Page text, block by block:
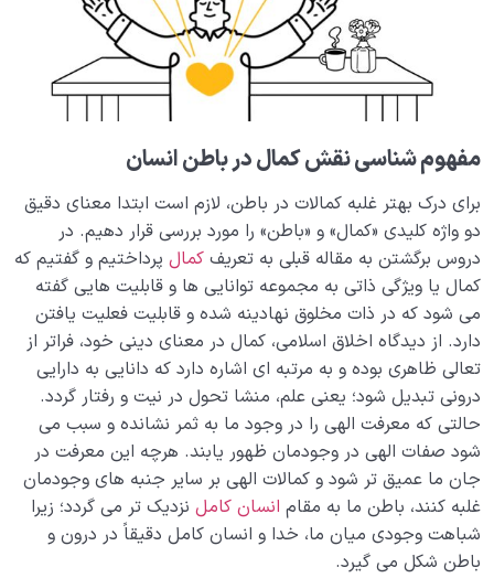
دیدار جهان غیب
مفهوم شناسی نقش کمال در باطن انسان
برای درک بهتر غلبه کمالات در باطن، لازم است ابتدا معنای دقیق
دو واژه کلیدی «کمال» و «باطن» را مورد بررسی قرار دهیم. در
دروس برگشتن به مقاله قبلی به تعریف کمال پرداختیم و گفتیم که
کمال یا ویژگی ذاتی به مجموعه توانایی ها و قابلیت هایی گفته
می شود که در ذات مخلوق نهادینه شده و قابلیت فعلیت یافتن
دارد. از دیدگاه اخلاق اسلامی، کمال در معنای دینی خود، فراتر از
تعالی ظاهری بوده و به مرتبه ای اشاره دارد که دانایی به دارایی
درونی تبدیل شود؛ یعنی علم، منشا تحول در نیت و رفتار گردد.
حالتی که معرفت الهی را در وجود ما به ثمر نشانده و سبب می
شود صفات الهی در وجودمان ظهور یابند. هرچه این معرفت در
جان ما عمیق تر شود و کمالات الهی بر سایر جنبه های وجودمان
غلبه کنند، باطن ما به مقام انسان کامل نزدیک تر می گردد؛ زیرا
شباهت وجودی میان ما، خدا و انسان کامل دقیقاً در درون و
باطن شکل می گیرد.